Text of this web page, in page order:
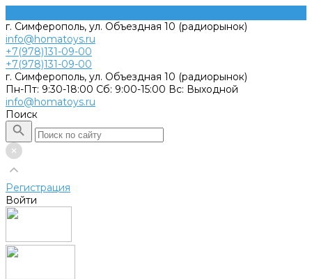
г. Симферополь, ул. Объездная 10 (радиорынок)
info@homatoys.ru
+7(978)131-09-00
+7(978)131-09-00
г. Симферополь, ул. Объездная 10 (радиорынок)
Пн-Пт: 9:30-18:00 Cб: 9:00-15:00 Вс: Выходной
info@homatoys.ru
Поиск
Регистрация
Войти